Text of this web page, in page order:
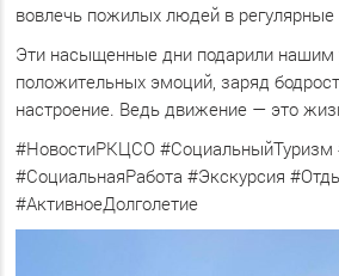
вовлечь пожилых людей в регулярные
Эти насыщенные дни подарили нашим
положительных эмоций, заряд
настроение. Ведь движение — это
#НовостиРКЦСО
#СоциальнаяРабота #Экскурсия
#АктивноеДолголетие